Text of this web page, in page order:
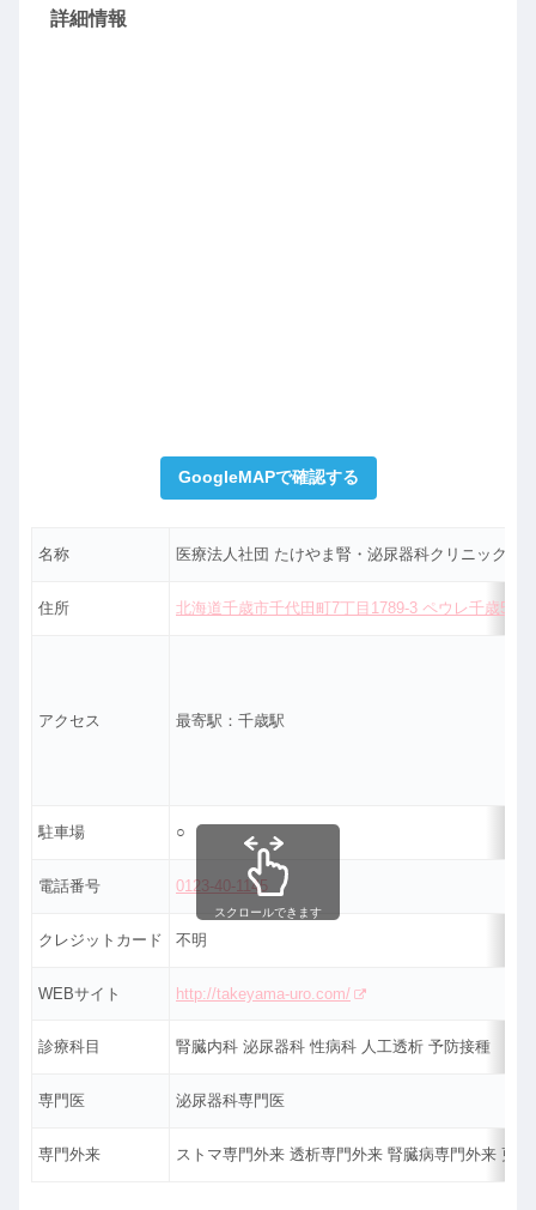
詳細情報
GoogleMAPで確認する
名称 医療法人社団 たけやま腎・泌尿器科クリニック
住所 北海道千歳市千代田町7丁目1789-3 ペウレ千歳5F
アクセス 最寄駅：千歳駅
駐車場 ○
電話番号 0123-40-1145
クレジットカード 不明
WEBサイト http://takeyama-uro.com/
診療科目 腎臓内科 泌尿器科 性病科 人工透析 予防接種
専門医 泌尿器科専門医
専門外来 ストマ専門外来 透析専門外来 腎臓病専門外来 更
スクロールできます